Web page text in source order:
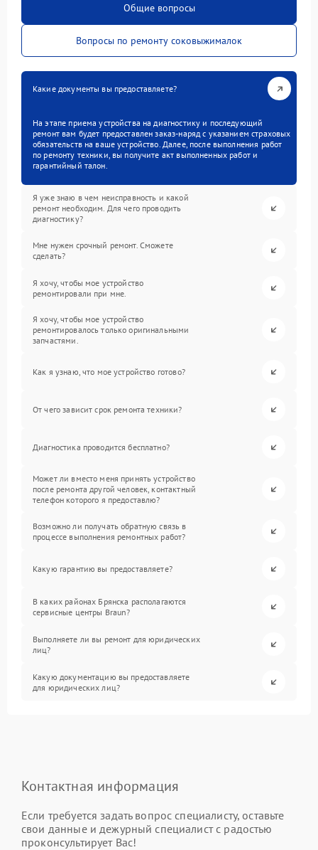
Общие вопросы
Вопросы по ремонту соковыжималок
Какие документы вы предоставляете?
На этапе приема устройства на диагностику и последующий
ремонт вам будет предоставлен заказ-наряд с указанием страховых
обязательств на ваше устройство. Далее, после выполнения работ
по ремонту техники, вы получите акт выполненных работ и
гарантийный талон.
Я уже знаю в чем неисправность и какой
ремонт необходим. Для чего проводить
диагностику?
Мне нужен срочный ремонт. Сможете
сделать?
Я хочу, чтобы мое устройство
ремонтировали при мне.
Я хочу, чтобы мое устройство
ремонтировалось только оригинальными
запчастями.
Как я узнаю, что мое устройство готово?
От чего зависит срок ремонта техники?
Диагностика проводится бесплатно?
Может ли вместо меня принять устройство
после ремонта другой человек, контактный
телефон которого я предоставлю?
Возможно ли получать обратную связь в
процессе выполнения ремонтных работ?
Какую гарантию вы предоставляете?
В каких районах Брянска располагаются
сервисные центры Braun?
Выполняете ли вы ремонт для юридических
лиц?
Какую документацию вы предоставляете
для юридических лиц?
Контактная информация
Если требуется задать вопрос специалисту, оставьте
свои данные и дежурный специалист с радостью
проконсультирует Вас!